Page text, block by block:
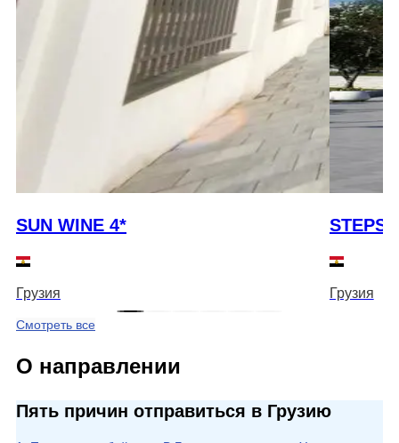
SUN WINE 4*
Грузия
STEPS
Грузия
Смотреть все
О направлении
Пять причин отправиться в Грузию